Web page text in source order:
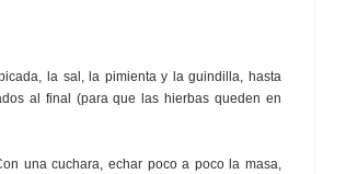
la sal, la pimienta y la guindilla, hasta
al final (para que las hierbas queden en
una cuchara, echar poco a poco la masa,